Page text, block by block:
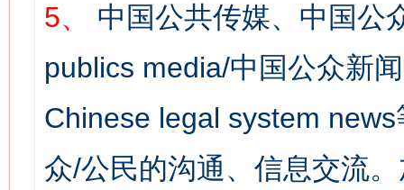
5、
中国公共传媒、中国公
publics media/中国公众新
Chinese legal system
众/公民的沟通、信息交流